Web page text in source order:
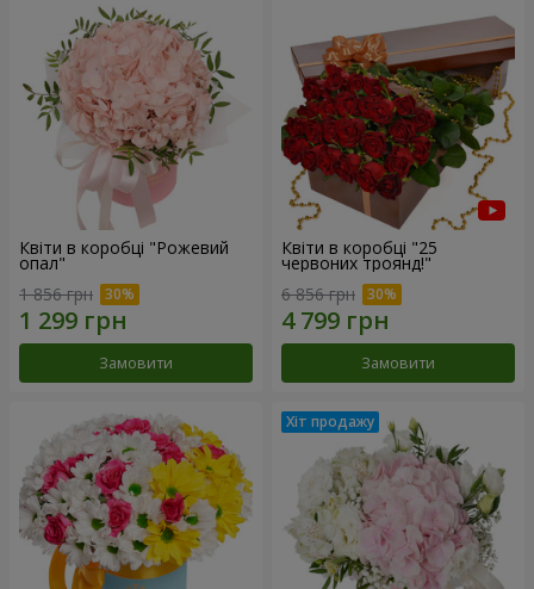
Квіти в коробці "Рожевий
опал"
1 856 грн
Замовити
Квіти в коробці "25
червоних троянд!"
6 856 грн
Замовити